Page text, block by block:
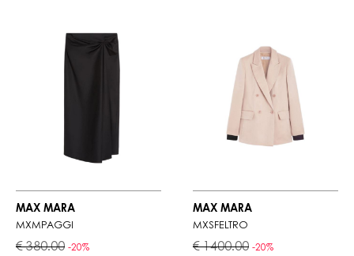
MAX MARA
MXMPAGGI
€ 380.00 -20%
MAX MARA
MXSFELTRO
€ 1400.00 -20%